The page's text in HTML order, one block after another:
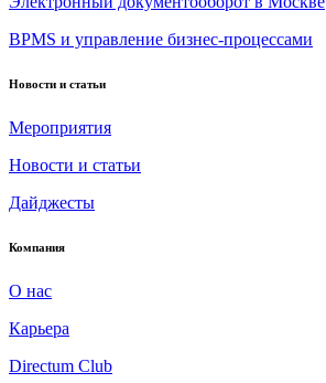
BPMS и управление бизнес-процессами
Новости и статьи
Мероприятия
Новости и статьи
Дайджесты
Компания
О нас
Карьера
Directum Club